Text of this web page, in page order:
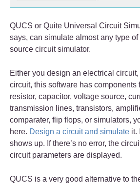
QUCS or Quite Universal Circuit
says, can simulate almost any type
source circuit simulator.
Either you design an electrical
circuit, this software has components
resistor, capacitor, voltage source,
transmission lines, transistors,
comparater, flip flops, or simulators,
here. Design a circuit and simulate it.
shows up. If there’s no error, the
circuit parameters are displayed.
QUCS is a very good alternative to